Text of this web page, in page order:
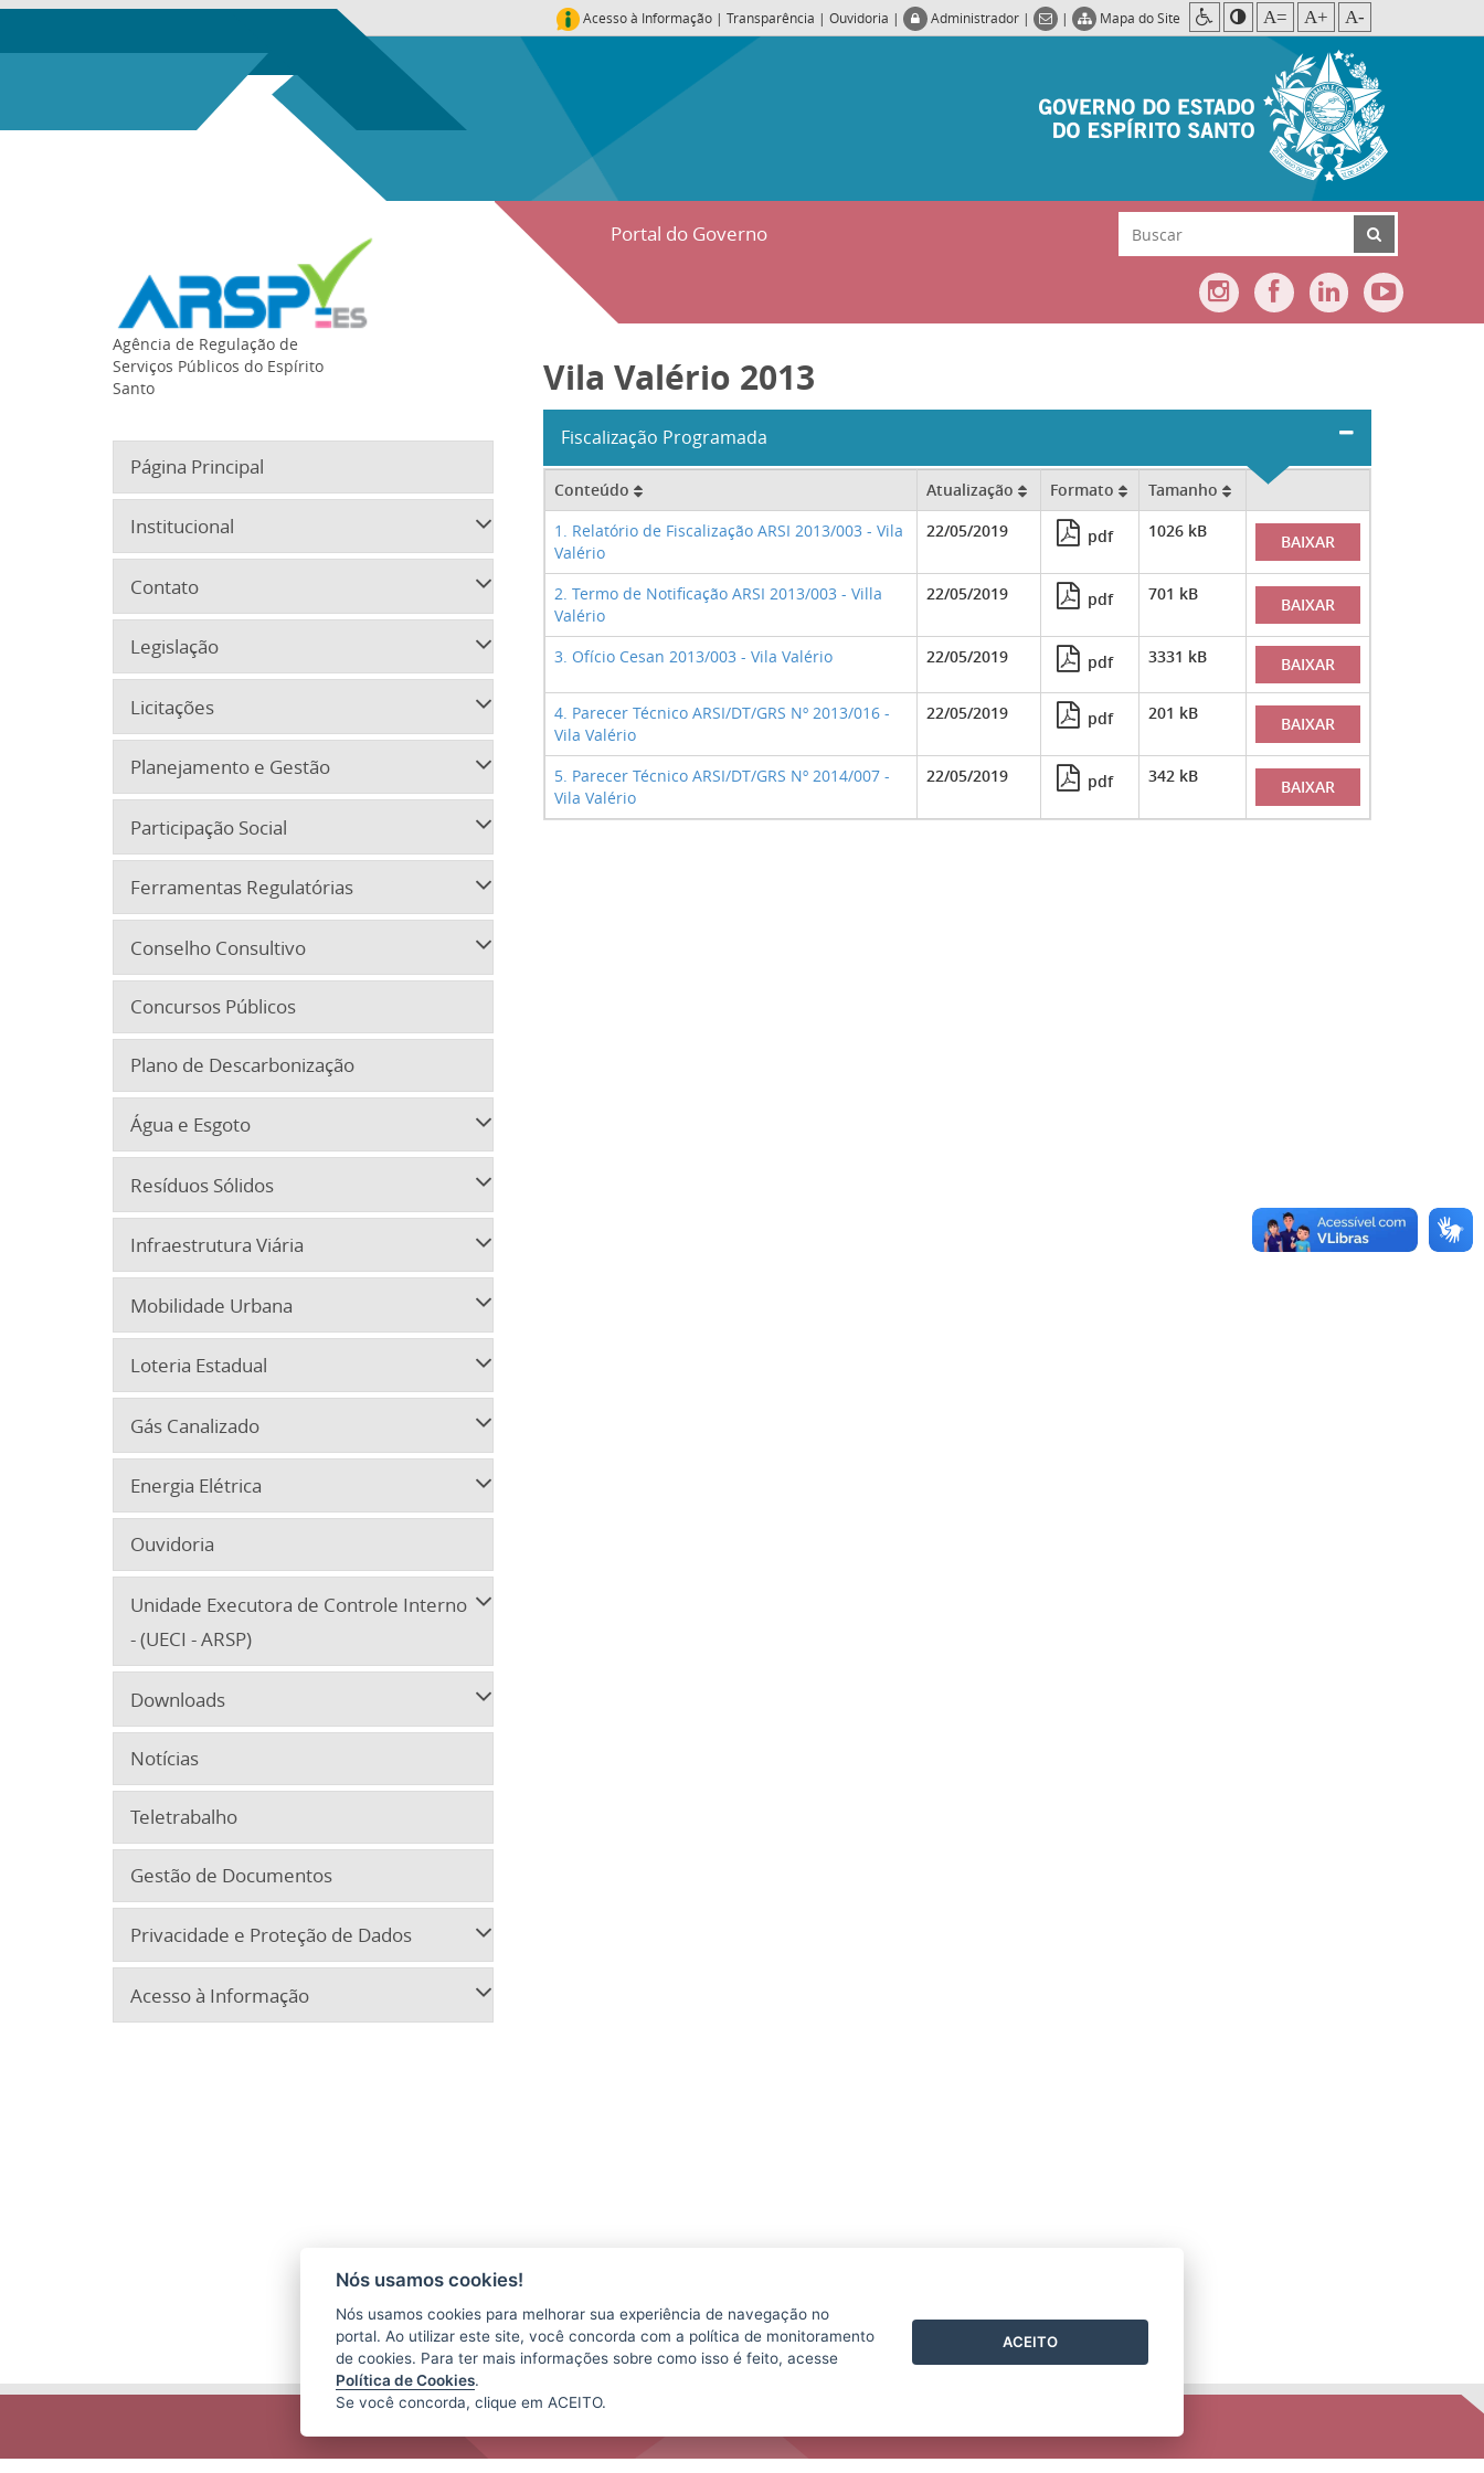
Acesso à Informação | Transparência | Ouvidoria | Administrador | | Mapa do Site A= A+ A-
Portal do Governo
Agência de Regulação de
Serviços Públicos do Espírito
Santo
Página Principal
Institucional
Contato
Legislação
Licitações
Planejamento e Gestão
Participação Social
Ferramentas Regulatórias
Conselho Consultivo
Concursos Públicos
Plano de Descarbonização
Água e Esgoto
Resíduos Sólidos
Infraestrutura Viária
Mobilidade Urbana
Loteria Estadual
Gás Canalizado
Energia Elétrica
Ouvidoria
Unidade Executora de Controle Interno
- (UECI - ARSP)
Downloads
Notícias
Teletrabalho
Gestão de Documentos
Privacidade e Proteção de Dados
Acesso à Informação
Vila Valério 2013
Fiscalização Programada
Conteúdo Atualização Formato
Tamanho
1. Relatório de Fiscalização ARSI 2013/003 - Vila
Valério
22/05/2019 pdf 1026 kB
BAIXAR
2. Termo de Notificação ARSI 2013/003 - Villa
Valério
22/05/2019 pdf 701 kB
BAIXAR
3. Ofício Cesan 2013/003 - Vila Valério 22/05/2019 pdf 3331 kB BAIXAR
4. Parecer Técnico ARSI/DT/GRS Nº 2013/016 -
Vila Valério
22/05/2019 pdf 201 kB
BAIXAR
5. Parecer Técnico ARSI/DT/GRS Nº 2014/007 -
Vila Valério
22/05/2019 pdf 342 kB
BAIXAR
Nós usamos cookies!
Nós usamos cookies para melhorar sua experiência de navegação no
portal. Ao utilizar este site, você concorda com a política de monitoramento
de cookies. Para ter mais informações sobre como isso é feito, acesse
Política de Cookies.
Se você concorda, clique em ACEITO.
ACEITO